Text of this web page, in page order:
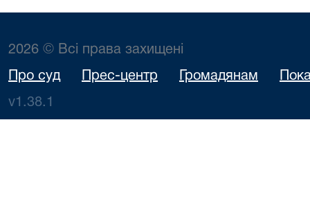
2026 © Всі права захищені
Про суд Прес-центр Громадянам
v1.38.1